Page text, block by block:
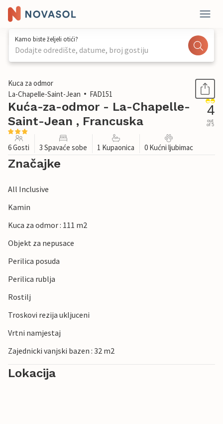
Kamo biste željeli otići?
Dodajte odredište, datume, broj gostiju
1 / 19
Kuca za odmor
La-Chapelle-Saint-Jean
FAD151
Kuća-za-odmor - La-Chapelle-
Saint-Jean , Francuska
4
out
of 5
6 Gosti 3 Spavaće sobe 1 Kupaonica 0 Kućni ljubimac
Značajke
All Inclusive
Kamin
Kuca za odmor : 111 m2
Objekt za nepusace
Perilica posuda
Perilica rublja
Rostilj
Troskovi rezija ukljuceni
Vrtni namjestaj
Zajednicki vanjski bazen : 32 m2
Lokacija